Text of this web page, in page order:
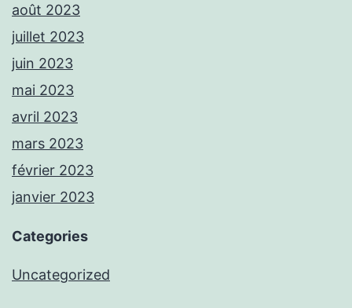
août 2023
juillet 2023
juin 2023
mai 2023
avril 2023
mars 2023
février 2023
janvier 2023
Categories
Uncategorized